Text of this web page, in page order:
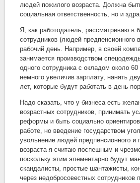
людей пожилого возраста. Должна
социальная ответственность, но и
Я, как работодатель, рассматриваю в
сотрудников (людей предпенсионного
рабочий день. Например, в своей
занимается производством
одного сотрудника с окладом около
немного увеличив зарплату, нанять
лет, которые будут работать в день
Надо сказать, что у бизнеса есть
возрастных сотрудников, принимать
реформы и быть социально
работе, но введение государством
увольнение людей предпенсионного и
возраста я считаю поспешным и
поскольку этим элементарно будут
скандалисты, простые шантажисты,
через недобросовестных сотрудников